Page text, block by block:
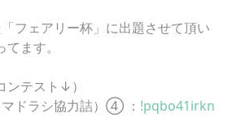
フェアリー杯」に出題させて頂い
ます。
ンテスト↓）
ドラシ協力詰）④ ： !pqbo41irkn